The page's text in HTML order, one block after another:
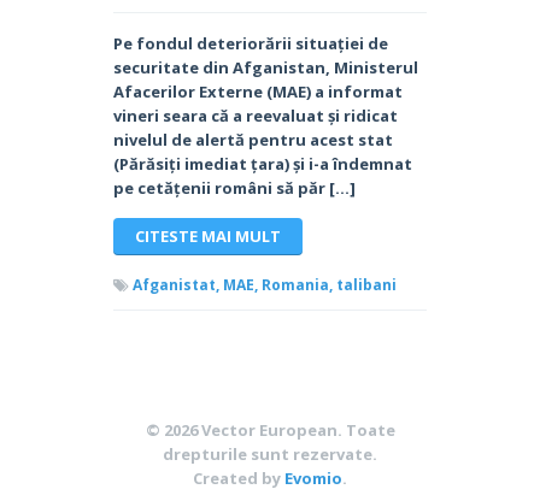
Pe fondul deteriorării situației de
securitate din Afganistan, Ministerul
Afacerilor Externe (MAE) a informat
vineri seara că a reevaluat și ridicat
nivelul de alertă pentru acest stat
(Părăsiți imediat țara) și i-a îndemnat
pe cetățenii români să păr […]
CITESTE MAI MULT
Afganistat, MAE, Romania, talibani
© 2026Vector European. Toate
drepturile sunt rezervate.
Created by Evomio.